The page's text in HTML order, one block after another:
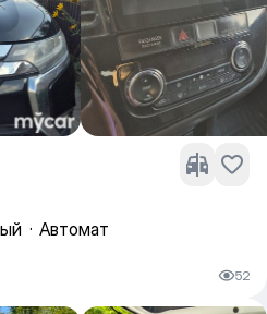
· Автомат
52